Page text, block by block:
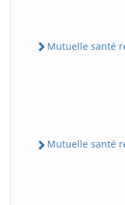
Mutuelle santé
Mutuelle santé